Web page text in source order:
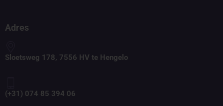
Adres
Sloetsweg 178, 7556 HV te Hengelo
(+31) 074 85 394 06